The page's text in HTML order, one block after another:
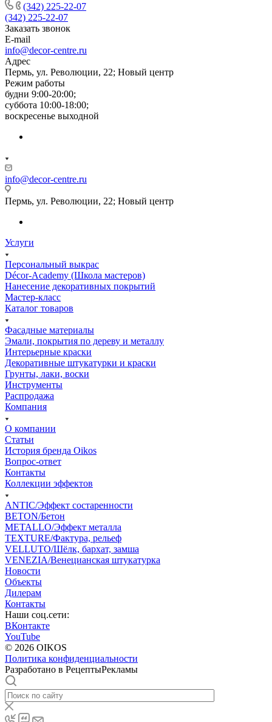
(342) 225-22-07
(342) 225-22-07
Заказать звонок
E-mail
info@decor-centre.ru
Адрес
Пермь, ул. Революции, 22; Новый центр
Режим работы
будни 9:00-20:00;
суббота 10:00-18:00;
воскресенье выходной
info@decor-centre.ru
Пермь, ул. Революции, 22; Новый центр
Услуги
Персональный выкрас
Décor-Academy (Школа мастеров)
Нанесение декоративных покрытий
Мастер-класс
Каталог товаров
Фасадные материалы
Эмали, покрытия по дереву и металлу
Интерьерные краски
Декоративные штукатурки и краски
Грунты, лаки, воски
Инструменты
Распродажа
Компания
О компании
Статьи
История бренда Oikos
Вопрос-ответ
Контакты
Коллекции эффектов
ANTIC/Эффект состаренности
BETON/Бетон
METALLO/Эффект металла
TEXTURE/Фактура, рельеф
VELLUTO/Шёлк, бархат, замша
VENEZIA/Венецианская штукатурка
Новости
Объекты
Дилерам
Контакты
Наши соц.сети:
ВКонтакте
YouTube
© 2026 OIKOS
Политика конфиденциальности
Разработано в РецептыРекламы